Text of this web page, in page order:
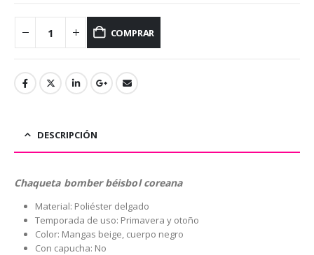
COMPRAR
DESCRIPCIÓN
Chaqueta bomber béisbol coreana
Material: Poliéster delgado
Temporada de uso: Primavera y otoño
Color: Mangas beige, cuerpo negro
Con capucha: No